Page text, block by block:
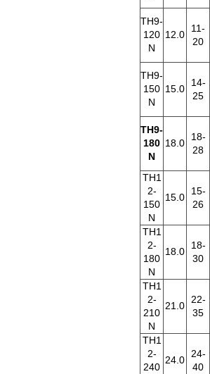
TH9-
120
N
12.0
11-
20
TH9-
150
N
15.0
14-
25
TH9-
180
N
18.0
18-
28
TH1
2-
150
N
15.0
15-
26
TH1
2-
180
N
18.0
18-
30
TH1
2-
210
N
21.0
22-
35
TH1
2-
240
24.0
24-
40